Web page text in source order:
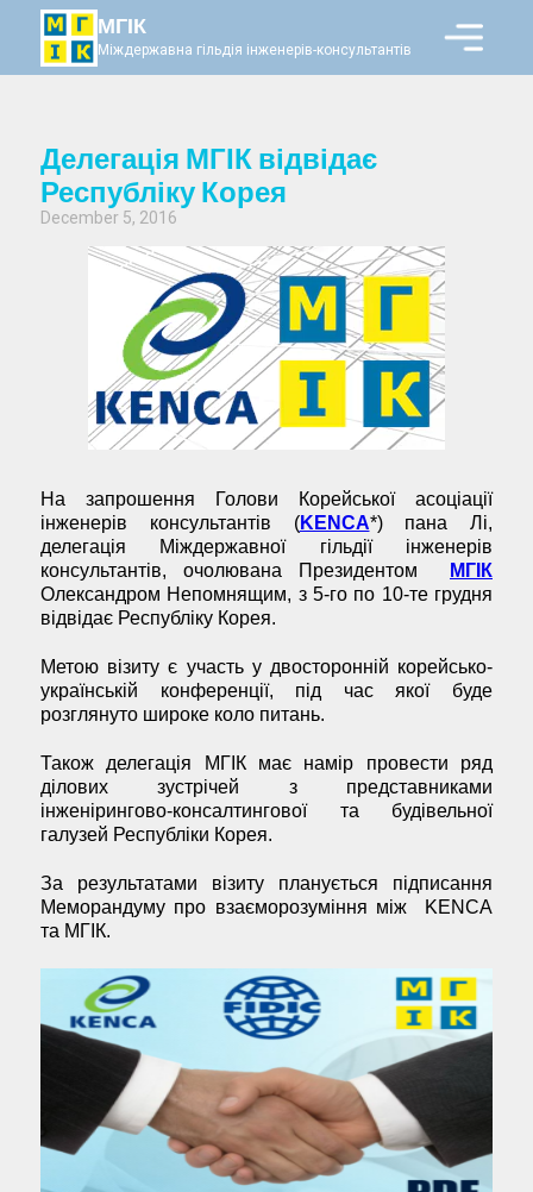
МГІК
Міждержавна гільдія інженерів-консультантів
Делегація МГІК відвідає
Республіку Корея
December 5, 2016
На запрошення Голови Корейської асоціації
інженерів консультантів (KENCA*) пана Лі,
делегація Міждержавної гільдії інженерів
консультантів, очолювана Президентом
МГІК
Олександром Непомнящим, з 5-го по 10-те грудня
відвідає Республіку Корея.
Метою візиту є участь у двосторонній корейсько-
українській конференції, під час якої буде
розглянуто широке коло питань.
Також делегація МГІК має намір провести ряд
ділових зустрічей з представниками
інженірингово-консалтингової та будівельної
галузей Республіки Корея.
За результатами візиту планується підписання
Меморандуму про взаєморозуміння між KENCA
та МГІК.